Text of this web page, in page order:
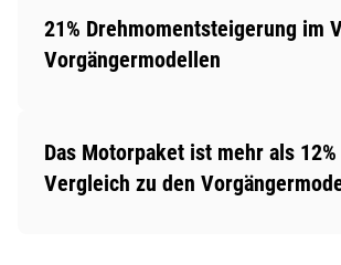
21% Drehmomentsteigerung im
Vorgängermodellen
Das Motorpaket ist mehr als
Vergleich zu den